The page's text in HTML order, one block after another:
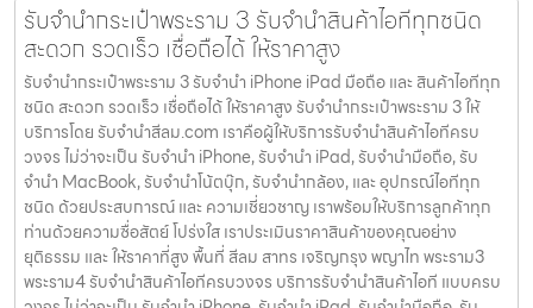
รับจำนำกระเป๋าพระราม 3 รับจำนำสินค้าไอทีทุกชนิด
สะดวก รวดเร็ว เชื่อถือได้ ให้ราคาสูง
รับจำนำกระเป๋าพระราม 3 รับจำนำ iPhone iPad มือถือ และ สินค้าไอทีทุก
ชนิด สะดวก รวดเร็ว เชื่อถือได้ ให้ราคาสูง รับจำนำกระเป๋าพระราม 3 ให้
บริการโดย รับจํานําสีลม.com เราคือผู้ให้บริการรับจำนำสินค้าไอทีครบ
วงจร ไม่ว่าจะเป็น รับจำนำ iPhone, รับจำนำ iPad, รับจำนำมือถือ, รับ
จำนำ MacBook, รับจำนำโน้ตบุ๊ก, รับจำนำกล้อง, และ อุปกรณ์ไอทีทุก
ชนิด ด้วยประสบการณ์ และ ความเชี่ยวชาญ เราพร้อมให้บริการลูกค้าทุก
ท่านด้วยความซื่อสัตย์ โปร่งใส เราประเมินราคาสินค้าของคุณอย่าง
ยุติธรรม และ ให้ราคาที่สูง พื้นที่ สีลม สาทร เจริญกรุง พญาไท พระราม3
พระราม4 รับจำนำสินค้าไอทีครบวงจร บริการรับจำนำสินค้าไอที แบบครบ